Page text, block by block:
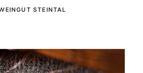
STEINTAL